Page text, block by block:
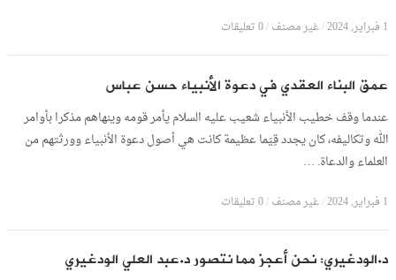
1 فبراير, 2024 /غير مصنف/0 تعليقات
عمق البناء العقدي في دعوة الأنبياء حسن عباس
عندما وقف خطيب الأنبياء شعيب عليه السلام يأمر قومه وينهاهم مذكرا بأوامر
الله وتكاليفه، كان يجدد قِيَما عظيمة كانت هي أصول دعوة الأنبياء وورثتهم من
العلماء والدعاة. …
1 فبراير, 2024 /غير مصنف/0 تعليقات
د.الودغيري: نحن أعجز مما نتصور د.عبد العلي الودغيري